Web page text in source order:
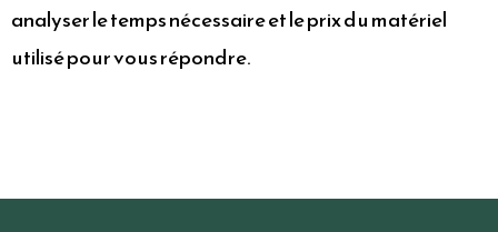
analyser le temps nécessaire et le prix du matériel
utilisé pour vous répondre.